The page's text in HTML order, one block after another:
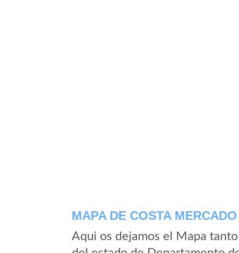
MAPA DE COSTA MERCADO
Aqui os dejamos el Mapa